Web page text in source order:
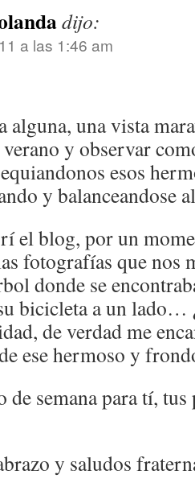
dijo:
a las 1:46 am
alguna, una vista
y observar
esos
y balanceandose
el blog, por un
fotografías que nos
donde se
bicicleta a un lado…
de verdad me
ese hermoso y
semana para tí, tus
y saludos